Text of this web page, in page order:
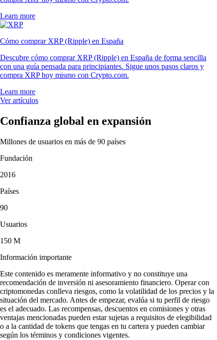
Learn more
Cómo comprar XRP (Ripple) en España
Descubre cómo comprar XRP (Ripple) en España de forma sencilla
con una guía pensada para principiantes. Sigue unos pasos claros y
compra XRP hoy mismo con Crypto.com.
Learn more
Ver artículos
Confianza global en expansión
Millones de usuarios en más de 90 países
Fundación
2016
Países
90
Usuarios
150 M
Información importante
Este contenido es meramente informativo y no constituye una
recomendación de inversión ni asesoramiento financiero. Operar con
criptomonedas conlleva riesgos, como la volatilidad de los precios y la
situación del mercado. Antes de empezar, evalúa si tu perfil de riesgo
es el adecuado. Las recompensas, descuentos en comisiones y otras
ventajas mencionadas pueden estar sujetas a requisitos de elegibilidad
o a la cantidad de tokens que tengas en tu cartera y pueden cambiar
según los términos y condiciones vigentes.